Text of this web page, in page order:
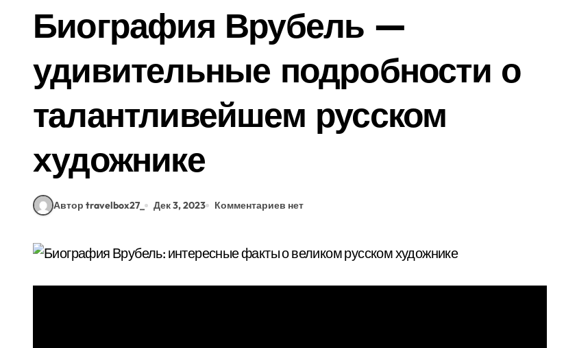
Биография Врубель —
удивительные подробности о
талантливейшем русском
художнике
Автор travelbox27_ Дек 3, 2023 Комментариев нет